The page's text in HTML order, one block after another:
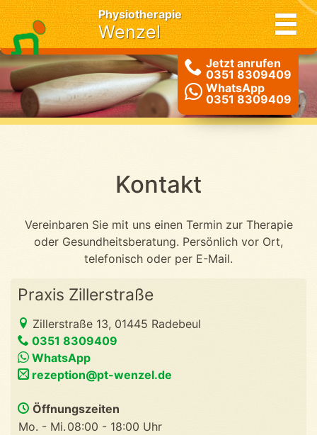
Physiotherapie
Wenzel
Jetzt anrufen
0351 8309409
WhatsApp
0351 8309409
Kontakt
Vereinbaren Sie mit uns einen Termin zur Therapie
oder Gesundheitsberatung. Persönlich vor Ort,
telefonisch oder per E-Mail.
Praxis Zillerstraße
Zillerstraße 13, 01445 Radebeul
0351 8309409
WhatsApp
ed.leznew-tp@noitpezer
Öffnungszeiten
Mo. - Mi. 08:00 - 18:00 Uhr